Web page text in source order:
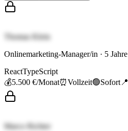
Thomas Klein
Onlinemarketing-Manager/in · 5
ReactTypeScript
💰5.500 €/Monat⏰Vollzeit🟢Sofort 📍
Marco Richter